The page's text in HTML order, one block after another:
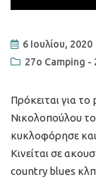
6 Ιουλίου, 2020
27ο Camping -
Πρόκειται για
Νικολοπούλου
κυκλοφόρησε
Κινείται σε
country blues